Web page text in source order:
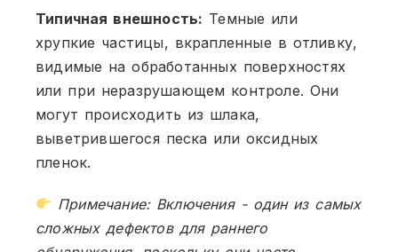
Типичная внешность: Темные или
хрупкие частицы, вкрапленные в отливку,
видимые на обработанных поверхностях
или при неразрушающем контроле. Они
могут происходить из шлака,
выветрившегося песка или оксидных
пленок.
Примечание: Включения - один из самых
сложных дефектов для раннего